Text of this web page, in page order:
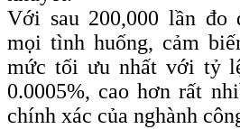
Với sau 200,000 lần đo
mọi tình huống, cảm
mức tối ưu nhất với tỷ
0.0005%, cao hơn rất
chính xác của nghành